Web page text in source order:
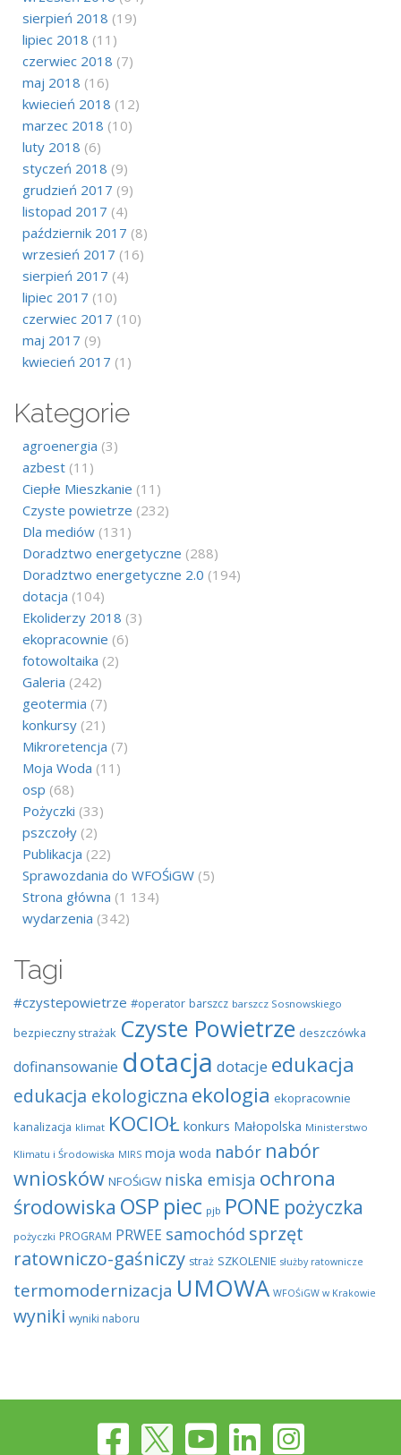
sierpień 2018 (19)
lipiec 2018 (11)
czerwiec 2018 (7)
maj 2018 (16)
kwiecień 2018 (12)
marzec 2018 (10)
luty 2018 (6)
styczeń 2018 (9)
grudzień 2017 (9)
listopad 2017 (4)
październik 2017 (8)
wrzesień 2017 (16)
sierpień 2017 (4)
lipiec 2017 (10)
czerwiec 2017 (10)
maj 2017 (9)
kwiecień 2017 (1)
Kategorie
agroenergia (3)
azbest (11)
Ciepłe Mieszkanie (11)
Czyste powietrze (232)
Dla mediów (131)
Doradztwo energetyczne (288)
Doradztwo energetyczne 2.0 (194)
dotacja (104)
Ekoliderzy 2018 (3)
ekopracownie (6)
fotowoltaika (2)
Galeria (242)
geotermia (7)
konkursy (21)
Mikroretencja (7)
Moja Woda (11)
osp (68)
Pożyczki (33)
pszczoły (2)
Publikacja (22)
Sprawozdania do WFOŚiGW (5)
Strona główna (1 134)
wydarzenia (342)
Tagi
#czystepowietrze #operator barszcz barszcz Sosnowskiego
bezpieczny strażak Czyste Powietrze deszczówka
dofinansowanie dotacja dotacje edukacja
edukacja ekologiczna ekologia ekopracownie
kanalizacja klimat KOCIOŁ konkurs Małopolska Ministerstwo
Klimatu i Środowiska MIRS moja woda nabór nabór
wniosków NFOŚiGW niska emisja ochrona
środowiska OSP piec pjb PONE pożyczka
pożyczki PROGRAM PRWEE samochód sprzęt
ratowniczo-gaśniczy straż SZKOLENIE służby ratownicze
termomodernizacja UMOWA WFOŚiGW w Krakowie
wyniki wyniki naboru